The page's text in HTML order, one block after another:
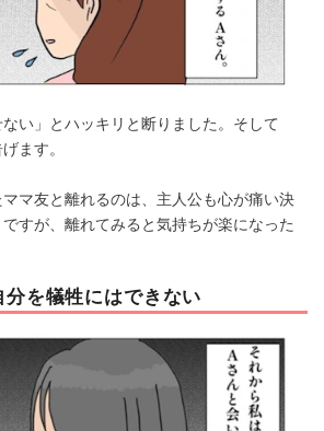
い」とハッキリと断りました。そして
ます。
マ友と離れるのは、主人公も心が痛い決
すが、離れてみると気持ちが楽になった
を犠牲にはできない